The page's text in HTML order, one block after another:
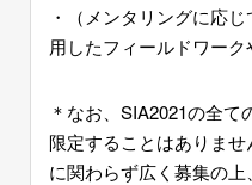
・（メンタリングに応
用したフィールドワー
＊なお、SIA2021の全
限定することはありま
に関わらず広く募集の